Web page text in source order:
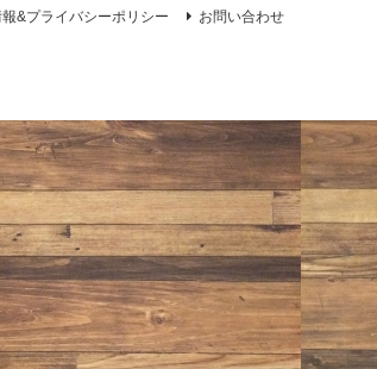
&プライバシーポリシー お問い合わせ